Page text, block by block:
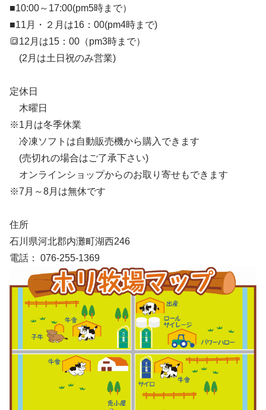
■10:00～17:00(pm5時まで）
■11月・２月は16：00(pm4時まで)
🔳12月は15：00（pm3時まで）
(2月は土日祝のみ営業)
定休日
木曜日
※1月は冬季休業
冷凍ソフトは自動販売機から購入できます
(売切れの場合はご了承下さい)
オンラインショップからのお取り寄せもできます
※7月～8月は無休です
住所
石川県河北郡内灘町湖西246
電話： 076-255-1369